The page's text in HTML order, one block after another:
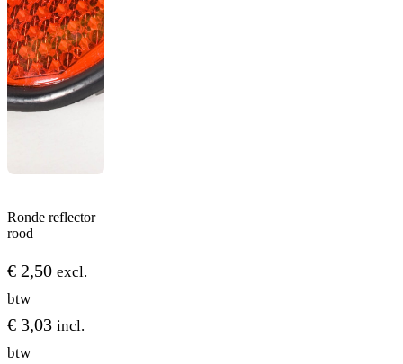
Ronde reflector
rood
€ 2,50 excl.
btw
€ 3,03 incl.
btw